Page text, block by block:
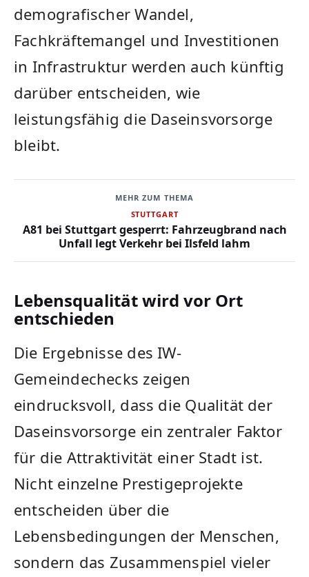
demografischer Wandel,
Fachkräftemangel und Investitionen
in Infrastruktur werden auch künftig
darüber entscheiden, wie
leistungsfähig die Daseinsvorsorge
bleibt.
MEHR ZUM THEMA
STUTTGART
A81 bei Stuttgart gesperrt: Fahrzeugbrand nach
Unfall legt Verkehr bei Ilsfeld lahm
Lebensqualität wird vor Ort
entschieden
Die Ergebnisse des IW-
Gemeindechecks zeigen
eindrucksvoll, dass die Qualität der
Daseinsvorsorge ein zentraler Faktor
für die Attraktivität einer Stadt ist.
Nicht einzelne Prestigeprojekte
entscheiden über die
Lebensbedingungen der Menschen,
sondern das Zusammenspiel vieler